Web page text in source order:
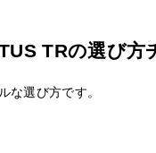
TRの選び方
な選び方です。